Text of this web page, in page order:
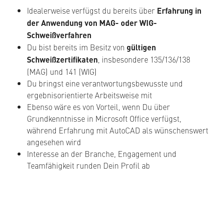
Idealerweise verfügst du bereits über Erfahrung in
der Anwendung von MAG- oder WIG-
Schweißverfahren
Du bist bereits im Besitz von gültigen
Schweißzertifikaten , insbesondere 135/136/138
(MAG) und 141 (WIG)
Du bringst eine verantwortungsbewusste und
ergebnisorientierte Arbeitsweise mit
Ebenso wäre es von Vorteil, wenn Du über
Grundkenntnisse in Microsoft Office verfügst,
während Erfahrung mit AutoCAD als wünschenswert
angesehen wird
Interesse an der Branche, Engagement und
Teamfähigkeit runden Dein Profil ab